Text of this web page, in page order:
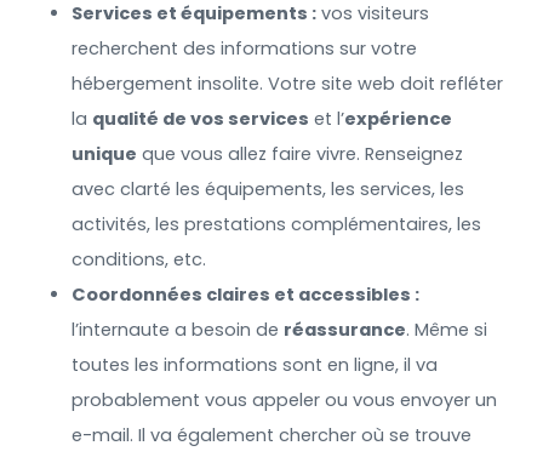
Services et équipements : vos visiteurs
recherchent des informations sur votre
hébergement insolite. Votre site web doit refléter
la qualité de vos services et l’expérience
unique que vous allez faire vivre. Renseignez
avec clarté les équipements, les services, les
activités, les prestations complémentaires, les
conditions, etc.
Coordonnées claires et accessibles :
l’internaute a besoin de réassurance. Même si
toutes les informations sont en ligne, il va
probablement vous appeler ou vous envoyer un
e-mail. Il va également chercher où se trouve